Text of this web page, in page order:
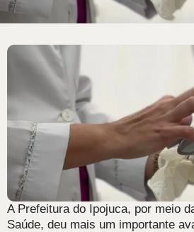
A Prefeitura do Ipojuca, por meio
Saúde, deu mais um importante